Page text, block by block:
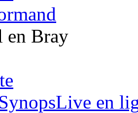
en Bray
en